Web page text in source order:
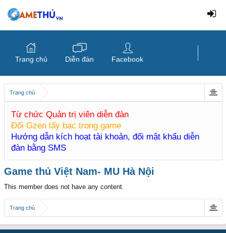
Trang chủ
Từ chức Quản trị viên diễn đàn
Đổi Gzen lấy bạc trong game
Hướng dẫn kích hoạt tài khoản, đổi mật khẩu diễn
đàn bằng SMS
Game thủ Việt Nam- MU Hà Nội
This member does not have any content.
Trang chủ
Trang chủ Diễn đàn Facebook